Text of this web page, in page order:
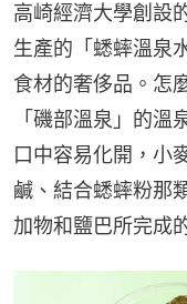
高崎經濟大學創設
生產的「蟋蟀溫泉
食材的奢侈品。怎
「磯部溫泉」的
口中容易化開，小
鹹、結合蟋蟀粉那
加物和鹽巴所完成